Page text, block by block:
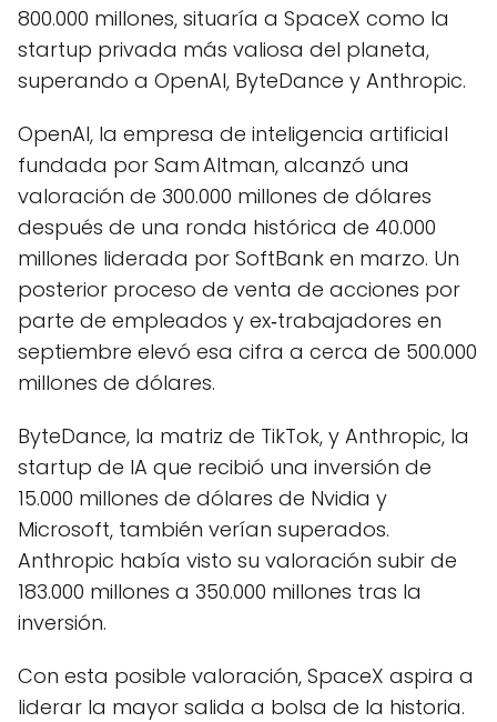
800.000 millones, situaría a SpaceX como la
startup privada más valiosa del planeta,
superando a OpenAI, ByteDance y Anthropic.
OpenAI, la empresa de inteligencia artificial
fundada por Sam Altman, alcanzó una
valoración de 300.000 millones de dólares
después de una ronda histórica de 40.000
millones liderada por SoftBank en marzo. Un
posterior proceso de venta de acciones por
parte de empleados y ex‑trabajadores en
septiembre elevó esa cifra a cerca de 500.000
millones de dólares.
ByteDance, la matriz de TikTok, y Anthropic, la
startup de IA que recibió una inversión de
15.000 millones de dólares de Nvidia y
Microsoft, también verían superados.
Anthropic había visto su valoración subir de
183.000 millones a 350.000 millones tras la
inversión.
Con esta posible valoración, SpaceX aspira a
liderar la mayor salida a bolsa de la historia.